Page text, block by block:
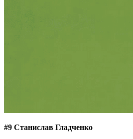
#9 Станислав Гладченко